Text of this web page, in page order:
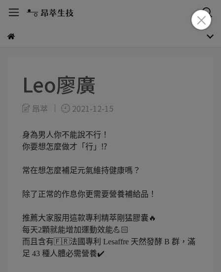
Leo廖廣
昂萃 2021-12-15
身為男人你不能說不行！
你要想怎麼做才「行」⁉️
常在想怎麼補足元氣維持健康嗎？
除了正常的作息你更需要營養補給品！
推薦大家服用這款專利精萃剛猛膠囊🔥
每天2顆就能增加運動效能💪🏻
而且含有🇫🇷法國專利 Lesaffre 天然發酵 B 群，滿
足 43 種人體必需營養✔️